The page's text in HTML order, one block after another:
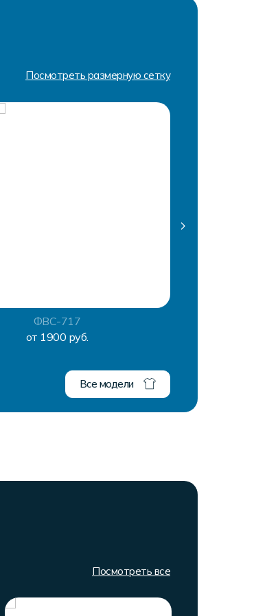
Посмотреть размерную сетку
ФВС-717
от 1900 руб.
Все модели
Посмотреть все